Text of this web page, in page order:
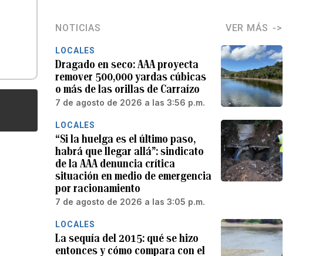
NOTICIAS VER MÁS
LOCALES
Dragado en seco: AAA proyecta
remover 500,000 yardas cúbicas
o más de las orillas de Carraízo
7 de agosto de 2026 a las 3:56 p.m.
LOCALES
“Si la huelga es el último paso,
habrá que llegar allá”: sindicato
de la AAA denuncia crítica
situación en medio de emergencia
por racionamiento
7 de agosto de 2026 a las 3:05 p.m.
LOCALES
La sequía del 2015: qué se hizo
entonces y cómo compara con el